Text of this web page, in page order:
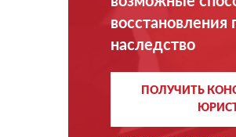
восстановления
наследство
ПОЛУЧИТЬ